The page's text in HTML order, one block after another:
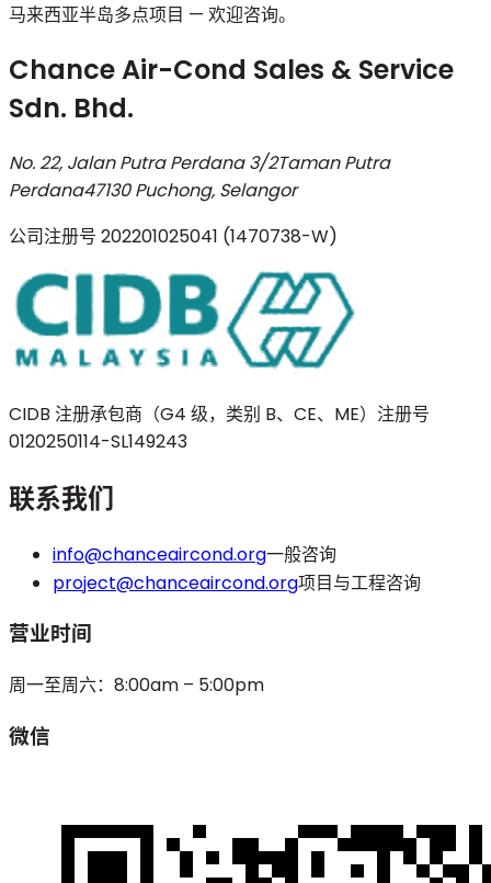
马来西亚半岛多点项目 — 欢迎咨询。
Chance Air-Cond Sales & Service
Sdn. Bhd.
No. 22, Jalan Putra Perdana 3/2Taman Putra
Perdana47130 Puchong, Selangor
公司注册号 202201025041 (1470738-W)
CIDB 注册承包商（G4 级，类别 B、CE、ME） 注册号
0120250114-SL149243
联系我们
info@chanceaircond.org一般咨询
project@chanceaircond.org项目与工程咨询
营业时间
周一至周六：8:00am – 5:00pm
微信